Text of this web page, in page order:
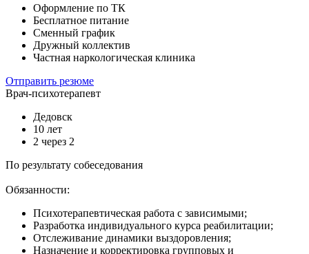
Оформление по ТК
Бесплатное питание
Сменный график
Дружный коллектив
Частная наркологическая клиника
Отправить резюме
Врач-психотерапевт
Дедовск
10 лет
2 через 2
По результату собеседования
Обязанности:
Психотерапевтическая работа с зависимыми;
Разработка индивидуального курса реабилитации;
Отслеживание динамики выздоровления;
Назначение и корректировка групповых и